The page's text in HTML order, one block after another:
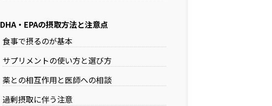
DHA・EPAの摂取方法と注意点
食事で摂るのが基本
サプリメントの使い方と選び方
薬との相互作用と医師への相談
過剰摂取に伴う注意